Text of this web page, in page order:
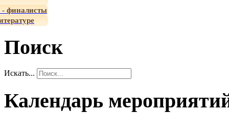
- финалисты
Поиск
Искать...
Календарь